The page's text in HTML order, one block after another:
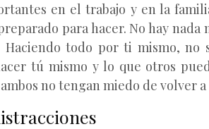
en el trabajo y en la
para hacer. No hay
todo por ti mismo, no
tú mismo y lo que otros
no tengan miedo de volver